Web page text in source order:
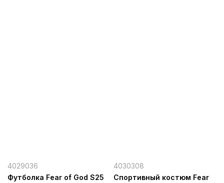
4029036
Футболка Fear of God S25
4030308
Спортивный костюм Fear